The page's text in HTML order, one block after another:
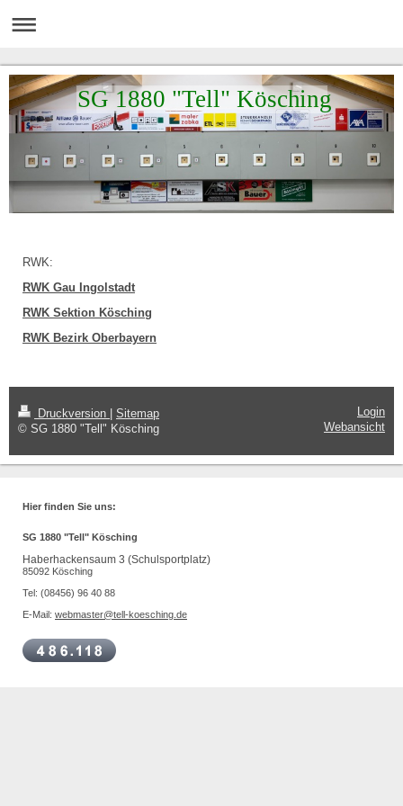
SG 1880 "Tell" Kösching
RWK:
RWK Gau Ingolstadt
RWK Sektion Kösching
RWK Bezirk Oberbayern
Druckversion
Sitemap
© SG 1880 "Tell" Kösching
Login
Webansicht
Hier finden Sie uns:
SG 1880 "Tell" Kösching
Haberhackensaum 3 (Schulsportplatz)
85092 Kösching
Tel: (08456) 96 40 88
E-Mail: webmaster@tell-koesching.de